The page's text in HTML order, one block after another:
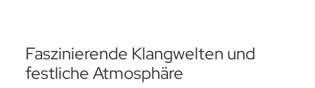
Faszinierende Klangwelten und
festliche Atmosphäre